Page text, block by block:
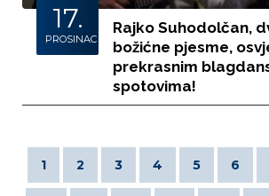
17.
PROSINAC
Rajko Suhodolčan,
božićne pjesme,
prekrasnim
spotovima!
1 2 3 4 5 6